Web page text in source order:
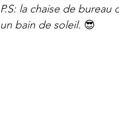
P.S: la chaise de
un bain de soleil. 😎